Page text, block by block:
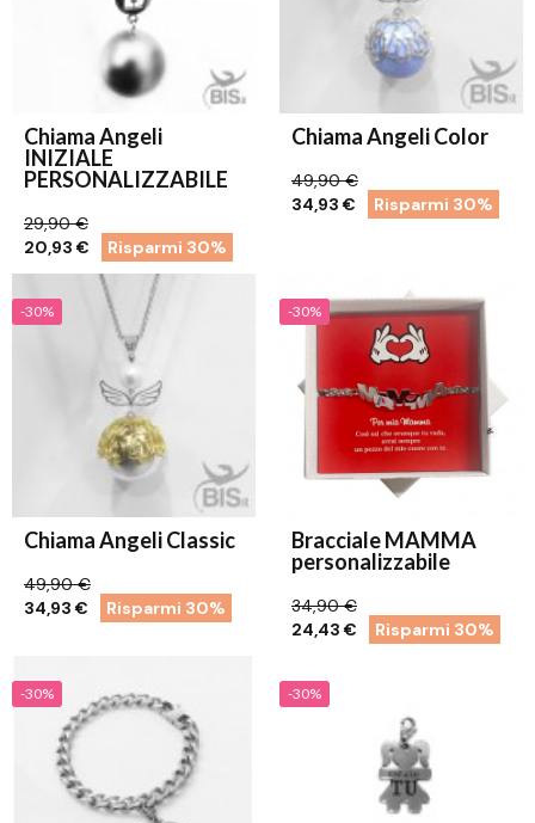
Chiama Angeli
INIZIALE
PERSONALIZZABILE
29,90 €
20,93 €
Risparmi 30%
Chiama Angeli Color
49,90 €
34,93 €
Risparmi 30%
-30%
Chiama Angeli Classic
49,90 €
34,93 €
Risparmi 30%
-30%
Bracciale MAMMA
personalizzabile
34,90 €
24,43 €
Risparmi 30%
-30% -30%